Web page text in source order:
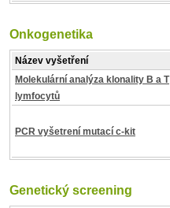
Onkogenetika
Název vyšetření
Molekulární analýza klonality B a T
lymfocytů
PCR vyšetrení mutací c-kit
Genetický screening